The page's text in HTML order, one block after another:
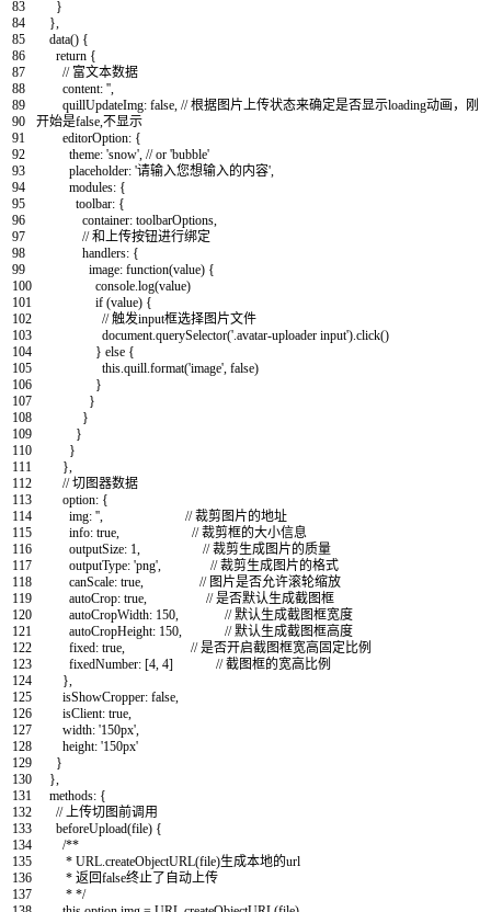
83
84
85
86
87
88
89
90
91
92
93
94
95
96
97
98
99
100
101
102
103
104
105
106
107
108
109
110
111
112
113
114
115
116
117
118
119
120
121
122
123
124
125
126
127
128
129
130
131
132
133
134
135
136
137
}
},
data() {
return {
// 富文本数据
content: '',
quillUpdateImg: false, // 根据图片上传状态来确定是否显示loading动画，刚
开始是false,不显示
editorOption: {
theme: 'snow', // or 'bubble'
placeholder: '请输入您想输入的内容',
modules: {
toolbar: {
container: toolbarOptions,
// 和上传按钮进行绑定
handlers: {
image: function(value) {
console.log(value)
if (value) {
// 触发input框选择图片文件
document.querySelector('.avatar-uploader input').click()
} else {
this.quill.format('image', false)
}
}
}
}
}
},
// 切图器数据
option: {
img: '',
// 裁剪图片的地址
info: true,
// 裁剪框的大小信息
outputSize: 1,
// 裁剪生成图片的质量
outputType: 'png',
// 裁剪生成图片的格式
canScale: true,
// 图片是否允许滚轮缩放
autoCrop: true,
// 是否默认生成截图框
autoCropWidth: 150,
// 默认生成截图框宽度
autoCropHeight: 150,
// 默认生成截图框高度
fixed: true,
// 是否开启截图框宽高固定比例
fixedNumber: [4, 4]
// 截图框的宽高比例
},
isShowCropper: false,
isClient: true,
width: '150px',
height: '150px'
}
},
methods: {
// 上传切图前调用
beforeUpload(file) {
/**
* URL.createObjectURL(file)生成本地的url
* 返回false终止了自动上传
* */